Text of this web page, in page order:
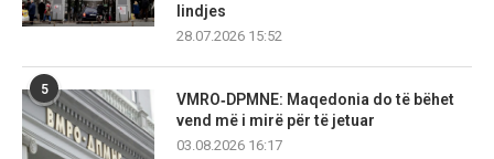
lindjes
28.07.2026 15:52
5
VMRO‑DPMNE: Maqedonia do të bëhet
vend më i mirë për të jetuar
03.08.2026 16:17